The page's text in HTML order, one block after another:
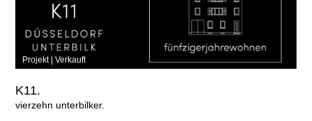
Projekt | Verkauft
K11.
vierzehn unterbilker